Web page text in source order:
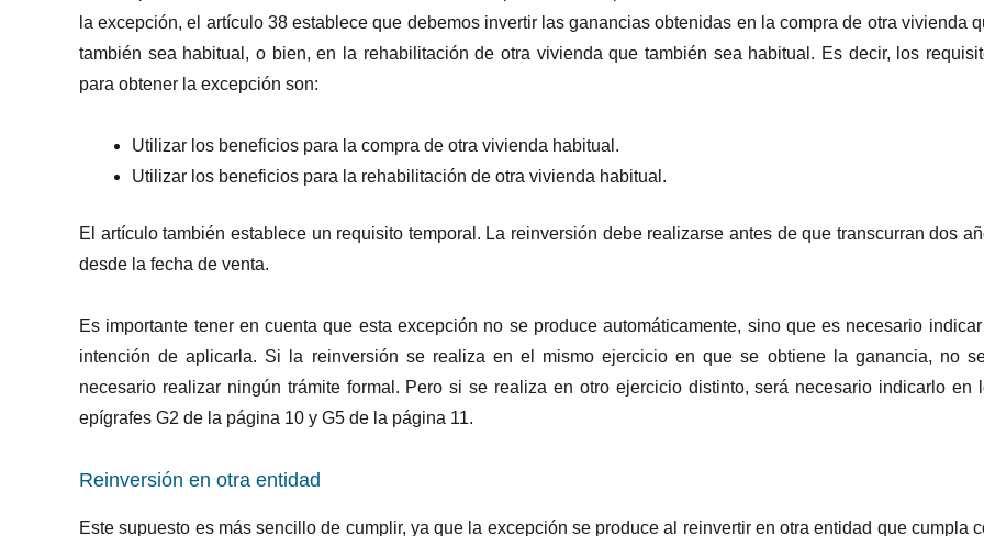
la excepción, el artículo 38 establece que debemos invertir las ganancias obtenidas en la compra de otra vivienda
también sea habitual, o bien, en la rehabilitación de otra vivienda que también sea habitual. Es decir, los
para obtener la excepción son:
Utilizar los beneficios para la compra de otra vivienda habitual.
Utilizar los beneficios para la rehabilitación de otra vivienda habitual.
El artículo también establece un requisito temporal. La reinversión debe realizarse antes de que transcurran dos
desde la fecha de venta.
Es importante tener en cuenta que esta excepción no se produce automáticamente, sino que es necesario
intención de aplicarla. Si la reinversión se realiza en el mismo ejercicio en que se obtiene la ganancia, no
necesario realizar ningún trámite formal. Pero si se realiza en otro ejercicio distinto, será necesario indicarlo en
epígrafes G2 de la página 10 y G5 de la página 11.
Reinversión en otra entidad
Este supuesto es más sencillo de cumplir, ya que la excepción se produce al reinvertir en otra entidad que cumpla